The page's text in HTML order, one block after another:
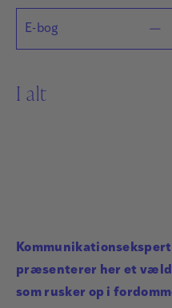
E-bog
I alt
præsenterer her et væld
som rusker op i